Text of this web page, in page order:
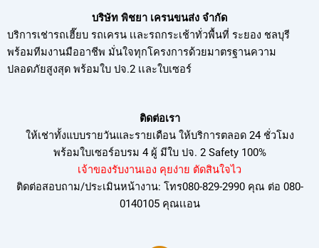
บริษัท พิชยา เครนขนส่ง จำกัด
บริการเช่ารถเฮี๊ยบ รถเครน เเละรถกระเช้าทั่วพื้นที่ ระยอง ชลบุรี
พร้อมทีมงานมืออาชีพ มั่นใจทุกโครงการด้วยมาตรฐานความ
ปลอดภัยสูงสุด พร้อมใบ ปจ.2 เเละใบเซอร์
ติดต่อเรา
ให้เช่าทั้งแบบรายวันและรายเดือน ให้บริการตลอด 24 ชั่วโมง
พร้อมใบเซอร์อบรม 4 ผู้ มีใบ ปจ. 2 Safety 100%
เจ้าของรับงานเอง คุยง่าย ตัดสินใจไว
ติดต่อสอบถาม/ประเมินหน้างาน: โทร080-829-2990 คุณ ต่อ 080-
0140105 คุณเเอน